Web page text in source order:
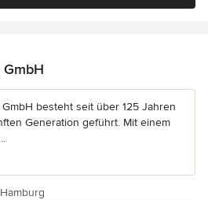
besteht seit über 125 Jahren
Generation geführt. Mit einem